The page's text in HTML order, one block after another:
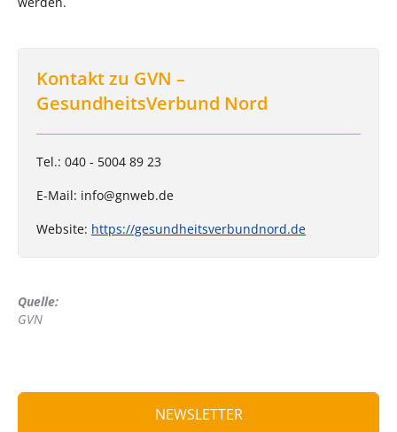
Kontakt zu GVN –
GesundheitsVerbund Nord
Tel.: 040 - 5004 89 23
E-Mail: info@gnweb.de
Website: https://gesundheitsverbundnord.de
Quelle:
GVN
NEWSLETTER